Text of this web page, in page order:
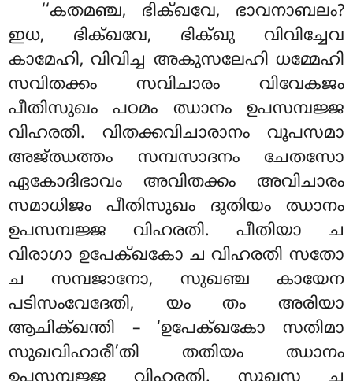
‘‘കതമഞ്ച, ഭിക്ഖവേ, ഭാവനാബലം?
ഇധ, ഭിക്ഖവേ, ഭിക്ഖു വിവിച്ചേവ
കാമേഹി, വിവിച്ച അകുസലേഹി ധമ്മേഹി
സവിതക്കം സവിചാരം വിവേകജം
പീതിസുഖം പഠമം ഝാനം ഉപസമ്പജ്ജ
വിഹരതി. വിതക്കവിചാരാനം വൂപസമാ
അജ്ഝത്തം സമ്പസാദനം ചേതസോ
ഏകോദിഭാവം അവിതക്കം അവിചാരം
സമാധിജം പീതിസുഖം ദുതിയം ഝാനം
ഉപസമ്പജ്ജ വിഹരതി. പീതിയാ ച
വിരാഗാ ഉപേക്ഖകോ ച വിഹരതി സതോ
ച സമ്പജാനോ, സുഖഞ്ച കായേന
പടിസംവേദേതി, യം തം അരിയാ
ആചിക്ഖന്തി – ‘ഉപേക്ഖകോ സതിമാ
സുഖവിഹാരീ’തി തതിയം ഝാനം